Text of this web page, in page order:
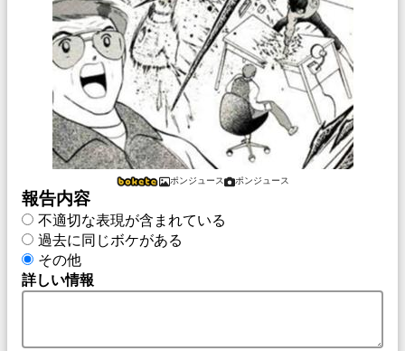
ポンジュース ポンジュース
報告内容
不適切な表現が含まれている
過去に同じボケがある
その他
詳しい情報